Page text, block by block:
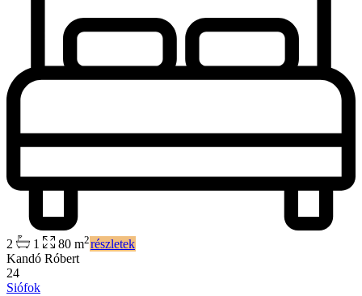
2 1 80 m2részletek
Kandó Róbert
24
Siófok